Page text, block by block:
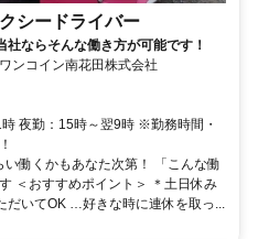
シードライバー
ならそんな働き方が可能です！
ンコイン南花田株式会社
夜勤：15時～翌9時 ※勤務時間・
働くかもあなた次第！ 「こんな働
＜おすすめポイント＞ ＊土日休み
いてOK …好きな時に連休を取っ...